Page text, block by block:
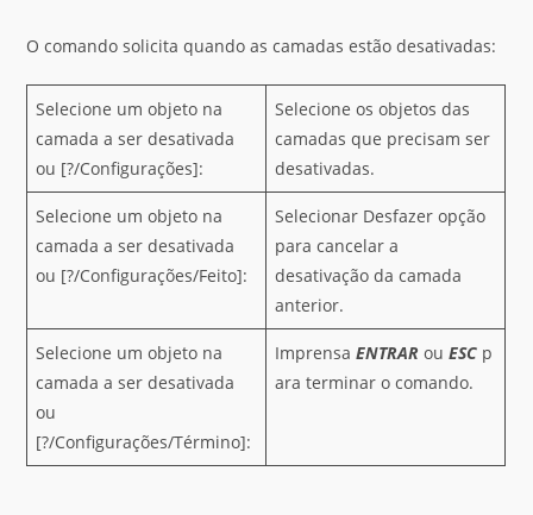
O comando solicita quando as camadas estão desativadas:
Selecione um objeto na
camada a ser desativada
ou [?/Configurações]:
Selecione os objetos das
camadas que precisam ser
desativadas.
Selecione um objeto na
camada a ser desativada
ou [?/Configurações/Feito]:
Selecionar Desfazer opção
para cancelar a
desativação da camada
anterior.
Selecione um objeto na
camada a ser desativada
ou
[?/Configurações/Término]:
ImprensaENTRAR ouESC p
ara terminar o comando.